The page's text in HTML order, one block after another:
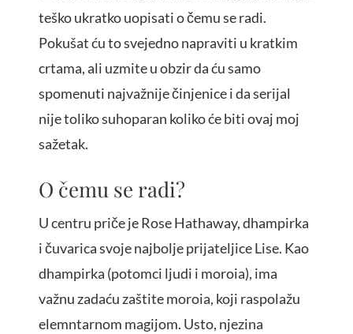
teško ukratko uopisati o čemu se radi.
Pokušat ću to svejedno napraviti u kratkim
crtama, ali uzmite u obzir da ću samo
spomenuti najvažnije činjenice i da serijal
nije toliko suhoparan koliko će biti ovaj moj
sažetak.
O čemu se radi?
U centru priče je Rose Hathaway, dhampirka
i čuvarica svoje najbolje prijateljice Lise. Kao
dhampirka (potomci ljudi i moroia), ima
važnu zadaću zaštite moroia, koji raspolažu
elemntarnom magijom. Usto, njezina